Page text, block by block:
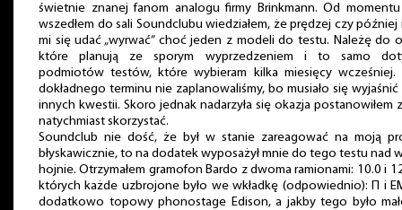
świetnie znanej fanom analogu firmy Brinkmann. Od
wszedłem do sali Soundclubu wiedziałem, że prędzej czy później
mi się udać „wyrwać” choć jeden z modeli do testu. Należę do
które planują ze sporym wyprzedzeniem i to samo
podmiotów testów, które wybieram kilka miesięcy wcześniej.
dokładnego terminu nie zaplanowaliśmy, bo musiało się wyjaśnić
innych kwestii. Skoro jednak nadarzyła się okazja postanowiłem
natychmiast skorzystać.
Soundclub nie dość, że był w stanie zareagować na moją
błyskawicznie, to na dodatek wyposażył mnie do tego testu nad
hojnie. Otrzymałem gramofon Bardo z dwoma ramionami: 10.0 i
których każde uzbrojone było we wkładkę (odpowiednio): Π i
dodatkowo topowy phonostage Edison, a jakby tego było